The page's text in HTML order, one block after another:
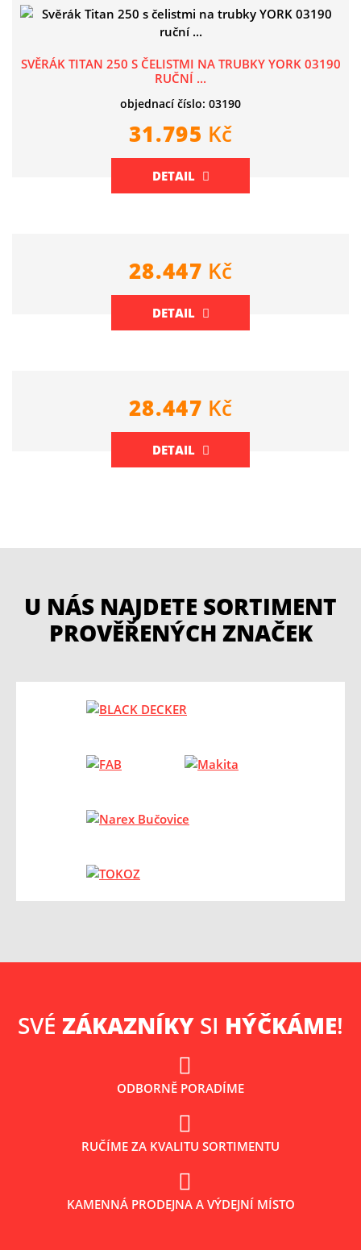
SVĚRÁK TITAN 250 S ČELISTMI NA TRUBKY YORK 03190
RUČNÍ ...
objednací číslo: 03190
31.795 Kč
DETAIL
28.447 Kč
DETAIL
28.447 Kč
DETAIL
U NÁS NAJDETE SORTIMENT
PROVĚŘENÝCH ZNAČEK
SVÉ ZÁKAZNÍKY SI HÝČKÁME!
ODBORNĚ PORADÍME
RUČÍME ZA KVALITU SORTIMENTU
KAMENNÁ PRODEJNA A VÝDEJNÍ MÍSTO